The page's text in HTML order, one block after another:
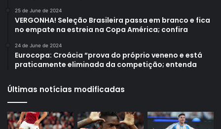
25 de June de 2024
VERGONHA! Seleção Brasileira passa em branco e fica
no empate na estreia na Copa América; confira
24 de June de 2024
Eurocopa: Croácia “prova do próprio veneno e está
praticamente eliminada da competição; entenda
Últimas notícias modificadas